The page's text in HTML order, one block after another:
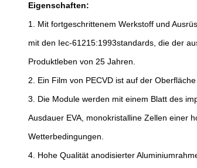
Eigenschaften:
1. Mit fortgeschrittenem Werkstoff und
mit den Iec-61215:1993standards, die der
Produktleben von 25 Jahren.
2. Ein Film von PECVD ist auf der
3. Die Module werden mit einem Blatt des
Ausdauer EVA, monokristalline Zellen einer
Wetterbedingungen.
4. Hohe Qualität anodisierter